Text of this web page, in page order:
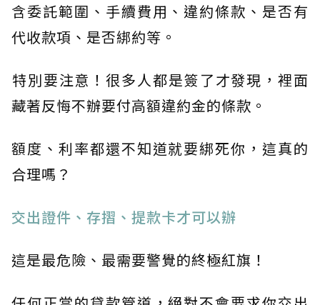
含委託範圍、手續費用、違約條款、是否有
代收款項、是否綁約等。
​特別要注意！很多人都是簽了才發現，裡面
藏著反悔不辦要付高額違約金的條款。
額度、利率都還不知道就要綁死你，這真的
合理嗎？
交出證件、存摺、提款卡才可以辦
這是最危險、最需要警覺的終極紅旗！